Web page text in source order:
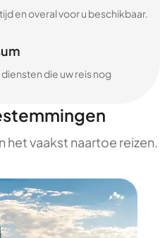
en overal voor u beschikbaar.
die uw reis nog
het vaakst naartoe reizen.